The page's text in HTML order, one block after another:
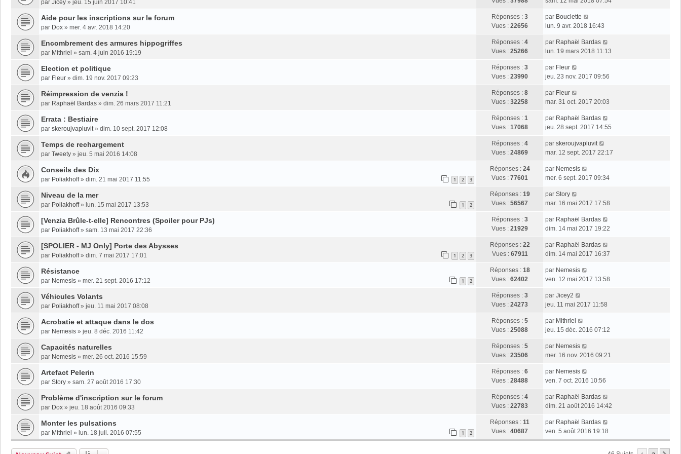
par Jicey » jeu. 15 juin 2017 10:41
Aide pour les inscriptions sur le forum
par Dox » mer. 4 avr. 2018 14:20
Réponses : 3
Vues : 22656
par Bouclette
lun. 9 avr. 2018 16:43
Encombrement des armures hippogriffes
par Mithriel » sam. 4 juin 2016 19:19
Réponses : 4
Vues : 25266
par Raphaël Bardas
lun. 19 mars 2018 11:13
Election et politique
par Fleur » dim. 19 nov. 2017 09:23
Réponses : 3
Vues : 23990
par Fleur
jeu. 23 nov. 2017 09:56
Réimpression de venzia !
par Raphaël Bardas » dim. 26 mars 2017 11:21
Réponses : 8
Vues : 32258
par Fleur
mar. 31 oct. 2017 20:03
Errata : Bestiaire
par skeroujvapluvit» dim. 10 sept. 2017 12:08
Réponses : 1
Vues : 17068
par Raphaël Bardas
jeu. 28 sept. 2017 14:55
Temps de rechargement
par Tweety » jeu. 5 mai 2016 14:08
Réponses : 4
Vues : 24869
par skeroujvapluvit
mar. 12 sept. 2017 22:17
Conseils des Dix
par Poliakhoff» dim. 21 mai 2017 11:55 1 2 3
Réponses : 24
Vues : 77601
par Nemesis
mer. 6 sept. 2017 09:34
Niveau de la mer
par Poliakhoff» lun. 15 mai 2017 13:53 1 2
Réponses : 19
Vues : 56567
par Story
mar. 16 mai 2017 17:58
[Venzia Brûle-t-elle] Rencontres (Spoiler pour PJs)
par Poliakhoff» sam. 13 mai 2017 22:36
Réponses : 3
Vues : 21929
par Raphaël Bardas
dim. 14 mai 2017 19:22
[SPOLIER - MJ Only] Porte des Abysses
par Poliakhoff» dim. 7 mai 2017 17:01 1 2 3
Réponses : 22
Vues : 67911
par Raphaël Bardas
dim. 14 mai 2017 16:37
Résistance
par Nemesis » mer. 21 sept. 2016 17:12 1 2
Réponses : 18
Vues : 62402
par Nemesis
ven. 12 mai 2017 13:58
Véhicules Volants
par Poliakhoff» jeu. 11 mai 2017 08:08
Réponses : 3
Vues : 24273
par Jicey2
jeu. 11 mai 2017 11:58
Acrobatie et attaque dans le dos
par Nemesis » jeu. 8 déc. 2016 11:42
Réponses : 5
Vues : 25088
par Mithriel
jeu. 15 déc. 2016 07:12
Capacités naturelles
par Nemesis » mer. 26 oct. 2016 15:59
Réponses : 5
Vues : 23506
par Nemesis
mer. 16 nov. 2016 09:21
Artefact Pelerin
par Story » sam. 27 août 2016 17:30
Réponses : 6
Vues : 28488
par Nemesis
ven. 7 oct. 2016 10:56
Problème d'inscription sur le forum
par Dox » jeu. 18 août 2016 09:33
Réponses : 4
Vues : 22783
par Raphaël Bardas
dim. 21 août 2016 14:42
Monter les pulsations
par Mithriel » lun. 18 juil. 2016 07:55 1 2
Réponses : 11
Vues : 40687
par Raphaël Bardas
ven. 5 août 2016 19:18